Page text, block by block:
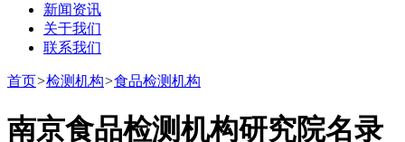
新闻资讯
关于我们
联系我们
首页>检测机构>食品检测机构
南京食品检测机构研究院名录